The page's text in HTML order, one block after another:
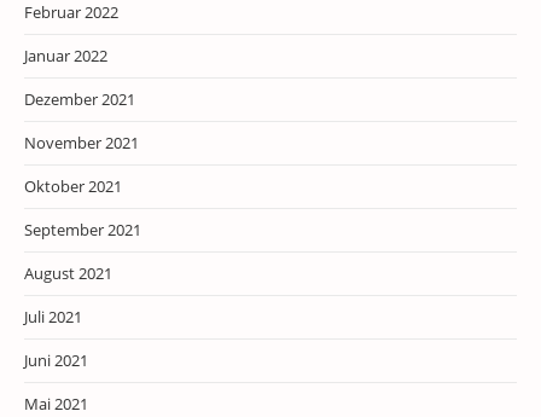
Februar 2022
Januar 2022
Dezember 2021
November 2021
Oktober 2021
September 2021
August 2021
Juli 2021
Juni 2021
Mai 2021